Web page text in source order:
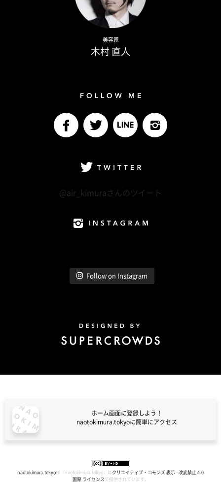
美容家
木村 直人
@air_kimuraさんのツイート
Follow on Instagram
ホーム画面に登録しよう！
naotokimura.tokyoに簡単にアクセス
naotokimura.tokyo作『 naotokimura.tokyo 』は クリエイティブ・コモンズ 表示 - 改変禁止 4.0
国際 ライセンス で提供されています。